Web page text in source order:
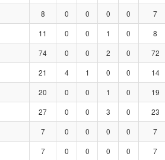
8 0 0 0 0 7
11 0 0 1 0 8
74 0 0 2 0 72
21 4 1 0 0 14
20 0 0 1 0 19
27 0 0 3 0 23
7 0 0 0 0 7
7 0 0 0 0 7